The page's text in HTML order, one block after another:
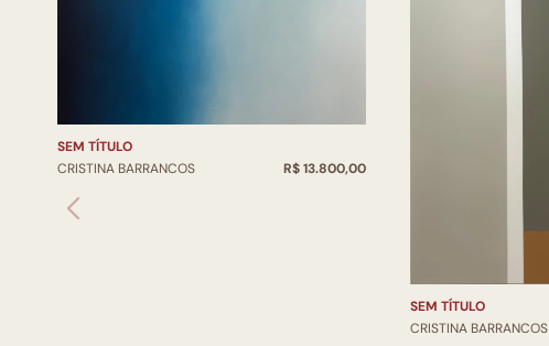
SEM TÍTULO
CRISTINA BARRANCOS
R$ 13.800,00
SEM TÍTULO
CRISTINA BARRANCOS